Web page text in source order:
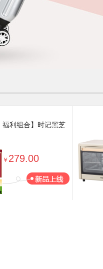
福利组合】时记黑芝
盒2400g+以岭土元鸡
蛋60枚（预订款）好
￥ 279.00